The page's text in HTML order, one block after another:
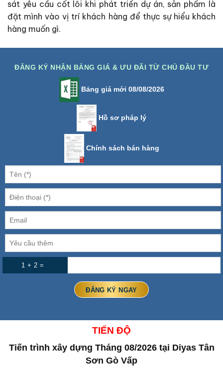
sát yêu cầu cốt lõi khi phát triển dự án, sản phẩm là
đặt mình vào vị trí khách hàng để thực sự hiểu khách
hàng muốn gì.
ĐĂNG KÝ NHẬN BẢNG GIÁ & ƯU ĐÃI TỪ CHỦ ĐẦU TƯ
Bảng giá mới 08/08/2026
Hồ sơ pháp lý
Chính sách bán hàng
1 + 2 =
TIẾN ĐỘ
Tiến trình xây dựng Tháng 08/2026tại Diyas Tân
Sơn Gò Vấp